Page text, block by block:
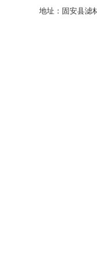
地址：固安县滤